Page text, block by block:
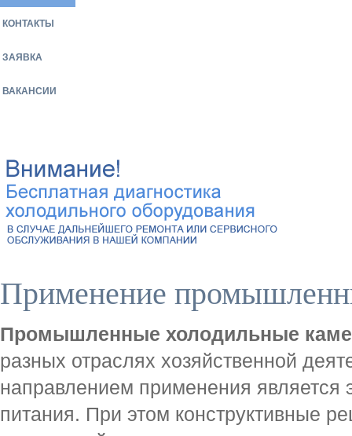
КОНТАКТЫ
ЗАЯВКА
ВАКАНСИИ
Применение
Промышленные холодильные
разных отраслях хозяйственной
направлением применения является
питания. При этом конструктивные